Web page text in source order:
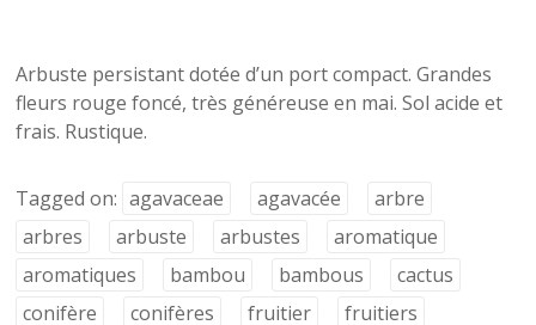
Arbuste persistant dotée d’un port compact. Grandes
fleurs rouge foncé, très généreuse en mai. Sol acide et
frais. Rustique.
Tagged on: agavaceae agavacée
arbre
arbres
arbuste arbustes
aromatique
aromatiques
bambou bambous
cactus
conifère
conifères fruitier
fruitiers